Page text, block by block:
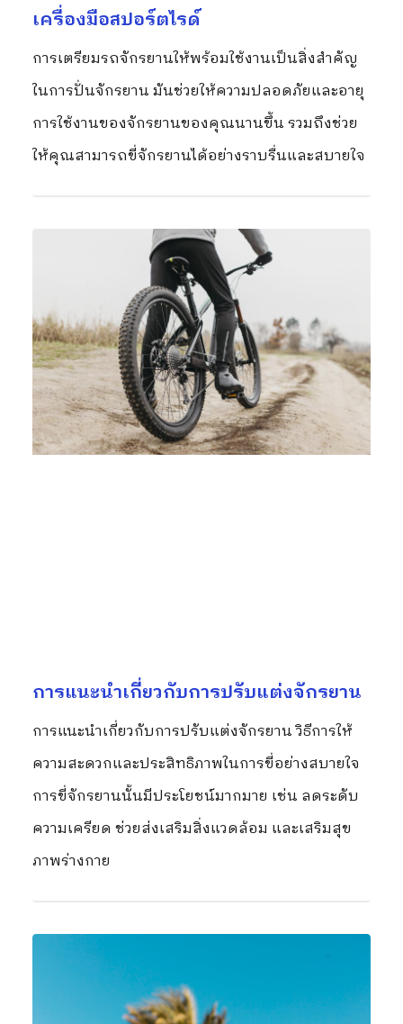
เครื่องมือสปอร์ตไรด์
การเตรียมรถจักรยานให้พร้อมใช้งานเป็นสิ่งสำคัญ
ในการปั่นจักรยาน มันช่วยให้ความปลอดภัยและอายุ
การใช้งานของจักรยานของคุณนานขึ้น รวมถึงช่วย
ให้คุณสามารถขี่จักรยานได้อย่างราบรื่นและสบายใจ
การแนะนำเกี่ยวกับการปรับแต่งจักรยาน
การแนะนำเกี่ยวกับการปรับแต่งจักรยาน วิธีการให้
ความสะดวกและประสิทธิภาพในการขี่อย่างสบายใจ
การขี่จักรยานนั้นมีประโยชน์มากมาย เช่น ลดระดับ
ความเครียด ช่วยส่งเสริมสิ่งแวดล้อม และเสริมสุข
ภาพร่างกาย